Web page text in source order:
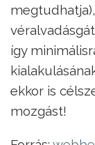
így
ekkor is
mozgást!